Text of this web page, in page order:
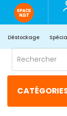
Déstockage